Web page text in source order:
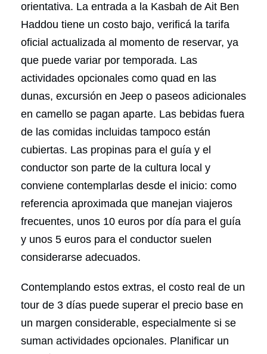
orientativa. La entrada a la Kasbah de Ait Ben
Haddou tiene un costo bajo, verificá la tarifa
oficial actualizada al momento de reservar, ya
que puede variar por temporada. Las
actividades opcionales como quad en las
dunas, excursión en Jeep o paseos adicionales
en camello se pagan aparte. Las bebidas fuera
de las comidas incluidas tampoco están
cubiertas. Las propinas para el guía y el
conductor son parte de la cultura local y
conviene contemplarlas desde el inicio: como
referencia aproximada que manejan viajeros
frecuentes, unos 10 euros por día para el guía
y unos 5 euros para el conductor suelen
considerarse adecuados.
Contemplando estos extras, el costo real de un
tour de 3 días puede superar el precio base en
un margen considerable, especialmente si se
suman actividades opcionales. Planificar un